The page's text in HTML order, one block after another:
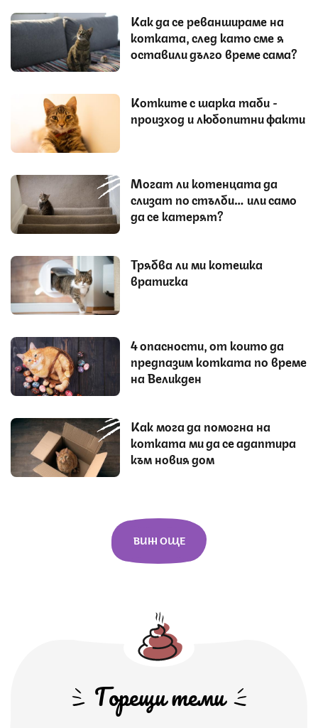
Как да се реваншираме на
котката, след като сме я
оставили дълго време сама?
Котките с шарка таби -
произход и любопитни факти
Могат ли котенцата да
слизат по стълби… или само
да се катерят?
Трябва ли ми котешка
вратичка
4 опасности, от които да
предпазим котката по време
на Великден
Как мога да помогна на
котката ми да се адаптира
към новия дом
ВИЖ ОЩЕ
Горещи теми